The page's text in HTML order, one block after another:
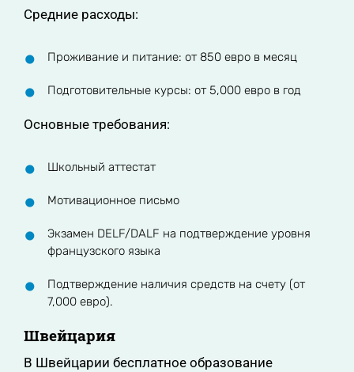
Средние расходы:
Проживание и питание: от 850 евро в месяц
Подготовительные курсы: от 5,000 евро в год
Основные требования:
Школьный аттестат
Мотивационное письмо
Экзамен DELF/DALF на подтверждение уровня
французского языка
Подтверждение наличия средств на счету (от
7,000 евро).
Швейцария
В Швейцарии бесплатное образование